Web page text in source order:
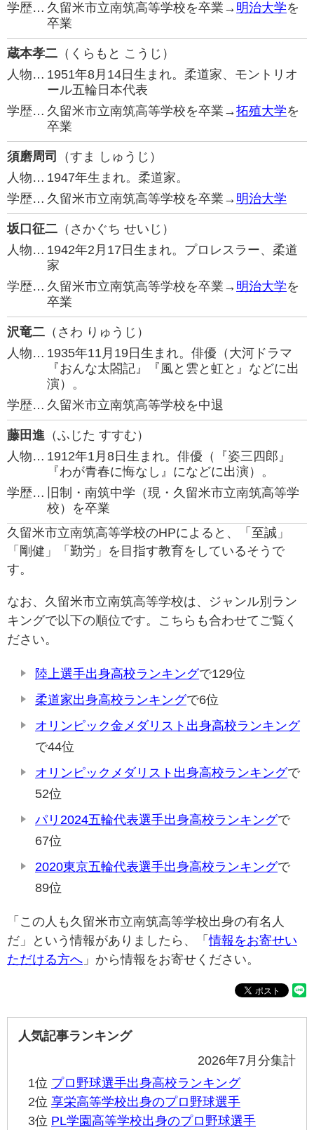
学歴… 久留米市立南筑高等学校を卒業→ 明治大学を
卒業
蔵本孝二 （くらもと こうじ）
人物… 1951年8月14日生まれ。柔道家、モントリオ
ール五輪日本代表
学歴… 久留米市立南筑高等学校を卒業→拓殖大学を
卒業
須磨周司
（すま しゅうじ）
人物… 1947年生まれ。柔道家。
学歴… 久留米市立南筑高等学校を卒業→ 明治大学
坂口征二 （さかぐち せいじ）
人物… 1942年2月17日生まれ。プロレスラー、柔道
家
学歴… 久留米市立南筑高等学校を卒業→ 明治大学を
卒業
沢竜二 （さわ りゅうじ）
人物… 1935年11月19日生まれ。俳優（大河ドラマ
『おんな太閤記』『風と雲と虹と』などに出
演）。
学歴… 久留米市立南筑高等学校を中退
藤田進 （ふじた すすむ）
人物… 1912年1月8日生まれ。俳優（『姿三四郎』
『わが青春に悔なし』になどに出演）。
学歴…
旧制・南筑中学（現・久留米市立南筑高等学
校）を卒業
久留米市立南筑高等学校のHPによると、「至誠」
「剛健」「勤労」を目指す教育をしているそうで
す。
なお、久留米市立南筑高等学校は、ジャンル別ラン
キングで以下の順位です。こちらも合わせてご覧く
ださい。
陸上選手出身高校ランキングで129位
柔道家出身高校ランキングで6位
オリンピック金メダリスト出身高校ランキング
で44位
オリンピックメダリスト出身高校ランキングで
52位
パリ2024五輪代表選手出身高校ランキングで
67位
2020東京五輪代表選手出身高校ランキングで
89位
「この人も久留米市立南筑高等学校出身の有名人
だ」という情報がありましたら、「情報をお寄せい
ただける方へ 」から情報をお寄せください。
人気記事ランキング
2026年7月分集計
1位 プロ野球選手出身高校ランキング
2位 享栄高等学校出身のプロ野球選手
3位 PL学園高等学校出身のプロ野球選手